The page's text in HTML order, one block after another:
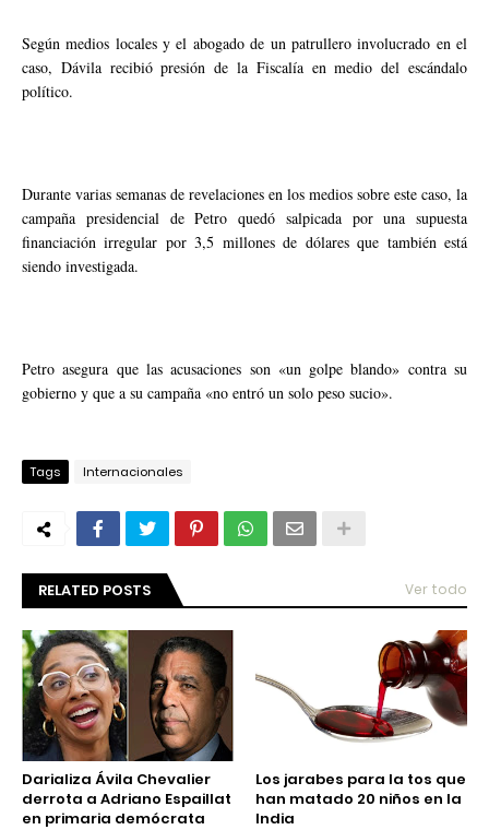
Según medios locales y el abogado de un patrullero involucrado en el
caso, Dávila recibió presión de la Fiscalía en medio del escándalo
político.
Durante varias semanas de revelaciones en los medios sobre este caso, la
campaña presidencial de Petro quedó salpicada por una supuesta
financiación irregular por 3,5 millones de dólares que también está
siendo investigada.
Petro asegura que las acusaciones son «un golpe blando» contra su
gobierno y que a su campaña «no entró un solo peso sucio».
Tags Internacionales
RELATED POSTS Ver todo
Darializa Ávila Chevalier
derrota a Adriano Espaillat
en primaria demócrata
Los jarabes para la tos que
han matado 20 niños en la
India